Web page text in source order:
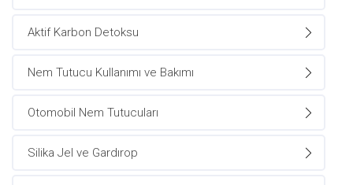
Aktif Karbon Detoksu
Nem Tutucu Kullanımı ve Bakımı
Otomobil Nem Tutucuları
Silika Jel ve Gardırop